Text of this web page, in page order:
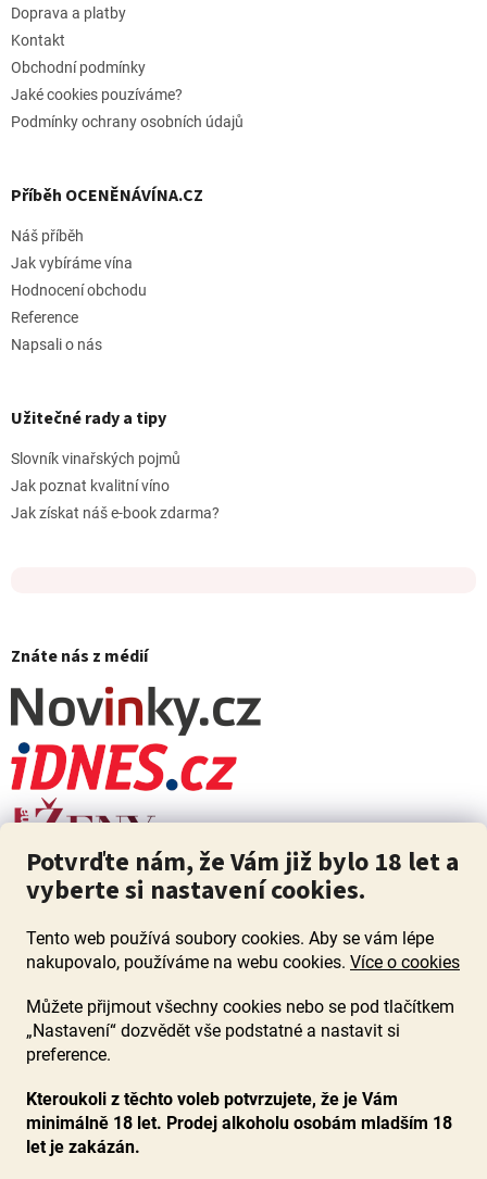
Potvrďte nám, že Vám již bylo 18 let a
vyberte si nastavení cookies.
Tento web používá soubory cookies. Aby se vám lépe
nakupovalo, používáme na webu cookies. Více o cookies
Můžete přijmout všechny cookies nebo se pod tlačítkem
„Nastavení“ dozvědět vše podstatné a nastavit si
preference.
Kteroukoli z těchto voleb potvrzujete, že je Vám
minimálně 18 let. Prodej alkoholu osobám mladším 18
let je zakázán.
Doprava a platby
Kontakt
Obchodní podmínky
Jaké cookies pouzíváme?
Podmínky ochrany osobních údajů
Příběh OCENĚNÁVÍNA.CZ
Náš příběh
Jak vybíráme vína
Hodnocení obchodu
Reference
Napsali o nás
Užitečné rady a tipy
Slovník vinařských pojmů
Jak poznat kvalitní víno
Jak získat náš e-book zdarma?
Znáte nás z médií
ZÁKAZ PRODEJE ALKOHOLU OSOBÁM MLADŠÍM 18 LET. Pijte s
mírou i když pijete s Mírou.